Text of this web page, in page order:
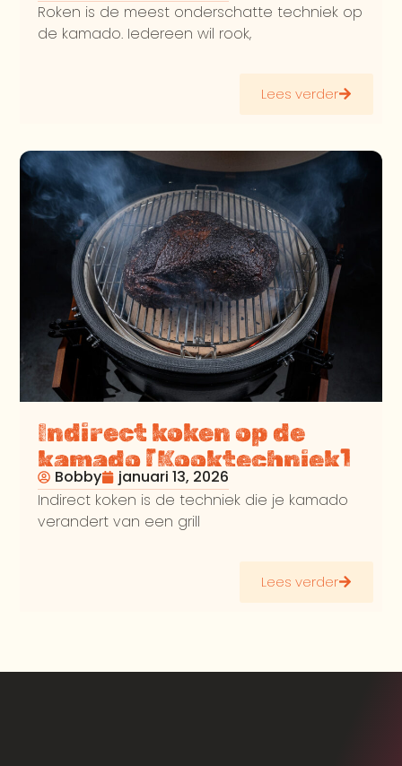
Roken is de meest onderschatte techniek op
de kamado. Iedereen wil rook,
Lees verder
Indirect koken op de
kamado [Kooktechniek]
Bobby
januari 13, 2026
Indirect koken is de techniek die je kamado
verandert van een grill
Lees verder